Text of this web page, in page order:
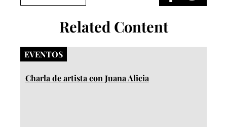
Related Content
EVENTOS
Charla de artista con Juana Alicia